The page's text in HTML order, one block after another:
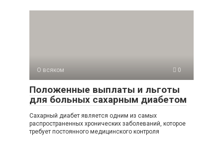
О всяком 0
Положенные выплаты и льготы
для больных сахарным диабетом
Сахарный диабет является одним из самых
распространенных хронических заболеваний, которое
требует постоянного медицинского контроля